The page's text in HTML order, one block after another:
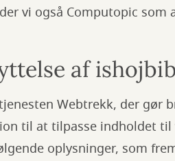
vi også Computopic som
af
Webtrekk, der gør
til at tilpasse indholdet til
oplysninger, som